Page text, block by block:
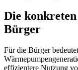
Die
Bürger
Für die Bürger
effizientere Nutzung